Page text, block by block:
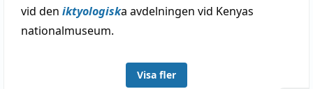
vid den iktyologiska avdelningen vid Kenyas
nationalmuseum.
Visa fler